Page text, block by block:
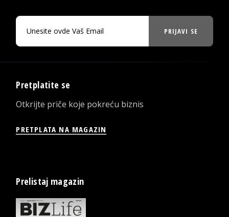
PRIJAVI SE
Pretplatite se
Otkrijte priče koje pokreću biznis
PRETPLATA NA MAGAZIN
Prelistaj magazin